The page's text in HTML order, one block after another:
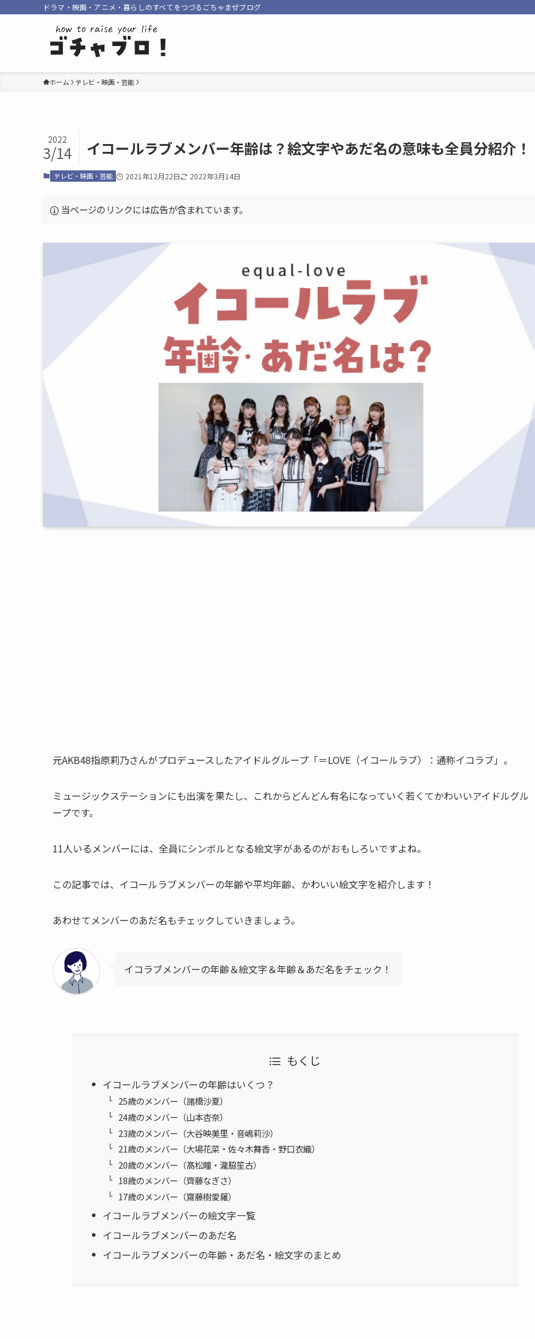
ドラマ・映画・アニメ・暮らしのすべてをつづるごちゃまぜブログ
ホーム テレビ・映画・芸能
イコールラブメンバー年齢は？絵文字やあだ名の意味も全員分紹介！
2022
3/14
テレビ・映画・芸能 2021年12月22日 2022年3月14日
当ページのリンクには広告が含まれています。
元AKB48指原莉乃さんがプロデュースしたアイドルグループ「＝LOVE（イコールラブ）：通称イコラブ」。
ミュージックステーションにも出演を果たし、これからどんどん有名になっていく若くてかわいいアイドルグル
ープです。
11人いるメンバーには、全員にシンボルとなる絵文字があるのがおもしろいですよね。
この記事では、イコールラブメンバーの年齢や平均年齢、かわいい絵文字を紹介します！
あわせてメンバーのあだ名もチェックしていきましょう。
イコラブメンバーの年齢＆絵文字＆年齢＆あだ名をチェック！
もくじ
イコールラブメンバーの年齢はいくつ？
25歳のメンバー（諸橋沙夏）
24歳のメンバー（山本杏奈）
23歳のメンバー（大谷映美里・音嶋莉沙）
21歳のメンバー（大場花菜・佐々木舞香・野口衣織）
20歳のメンバー（髙松瞳・瀧脇笙古）
18歳のメンバー（齊藤なぎさ）
17歳のメンバー（齋藤樹愛羅）
イコールラブメンバーの絵文字一覧
イコールラブメンバーのあだ名
イコールラブメンバーの年齢・あだ名・絵文字のまとめ